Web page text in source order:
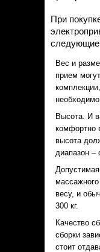
При
следующие
Вес и
прием
необходимо
Высота. И
комфортно
высота
диапазон –
массажного
весу, и
300 кг.
Качество
сборки
стоит